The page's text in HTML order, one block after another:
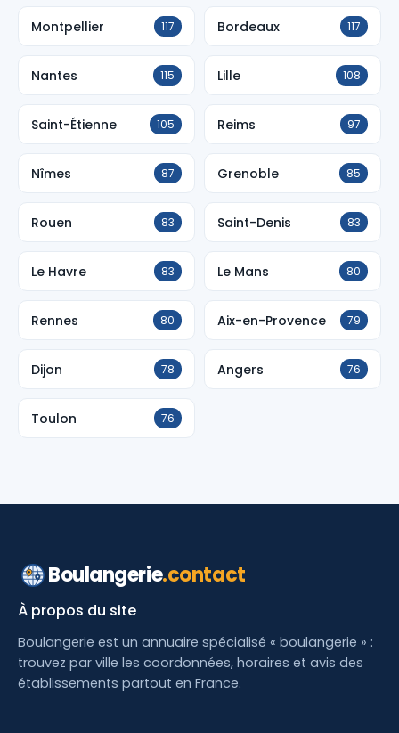
Montpellier 117 Bordeaux 117
Nantes 115 Lille 108
Saint-Étienne 105 Reims 97
Nîmes 87 Grenoble 85
Rouen 83 Saint-Denis 83
Le Havre 83 Le Mans 80
Rennes 80 Aix-en-Provence 79
Dijon 78 Angers 76
Toulon 76
Boulangerie.contact
À propos du site
Boulangerie est un annuaire spécialisé « boulangerie » :
trouvez par ville les coordonnées, horaires et avis des
établissements partout en France.